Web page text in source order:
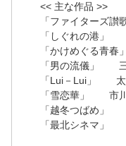
<< 主な作品 >>
「ファイターズ
「しぐれの港」
「かけめぐる青
「男の流儀」
「Lui－Lui」 太
「雪恋華」 市
「越冬つばめ」
「最北シネマ」